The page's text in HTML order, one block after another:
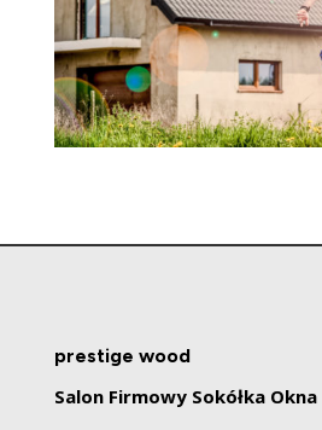
prestige wood
Salon Firmowy Sokółka Okna